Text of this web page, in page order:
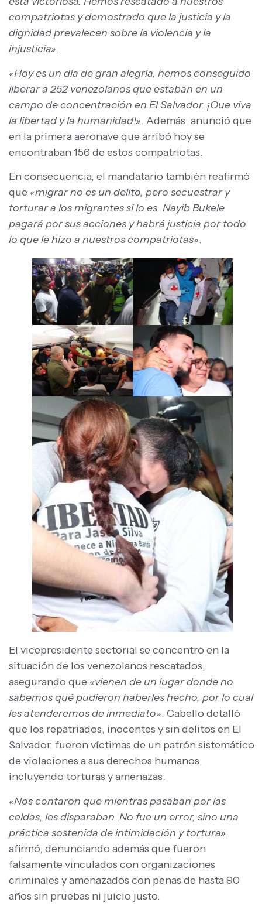
compatriotas y demostrado que la justicia y la
dignidad prevalecen sobre la violencia y la
injusticia».
«Hoy es un día de gran alegría, hemos conseguido
liberar a 252 venezolanos que estaban en un
campo de concentración en El Salvador. ¡Que viva
la libertad y la humanidad!». Además, anunció que
en la primera aeronave que arribó hoy se
encontraban 156 de estos compatriotas.
En consecuencia, el mandatario también reafirmó
que «migrar no es un delito, pero secuestrar y
torturar a los migrantes si lo es. Nayib Bukele
pagará por sus acciones y habrá justicia por todo
lo que le hizo a nuestros compatriotas».
El vicepresidente sectorial se concentró en la
situación de los venezolanos rescatados,
asegurando que «vienen de un lugar donde no
sabemos qué pudieron haberles hecho, por lo cual
les atenderemos de inmediato». Cabello detalló
que los repatriados, inocentes y sin delitos en El
Salvador, fueron víctimas de un patrón sistemático
de violaciones a sus derechos humanos,
incluyendo torturas y amenazas.
«Nos contaron que mientras pasaban por las
celdas, les disparaban. No fue un error, sino una
práctica sostenida de intimidación y tortura»,
afirmó, denunciando además que fueron
falsamente vinculados con organizaciones
criminales y amenazados con penas de hasta 90
años sin pruebas ni juicio justo.